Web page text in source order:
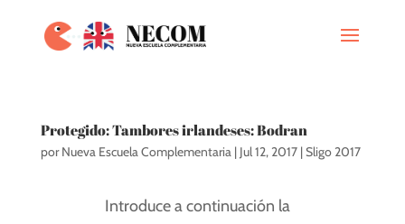
Protegido: Tambores irlandeses: Bodran
porNueva Escuela Complementaria| Jul 12, 2017|Sligo 2017
Introduce a continuación la